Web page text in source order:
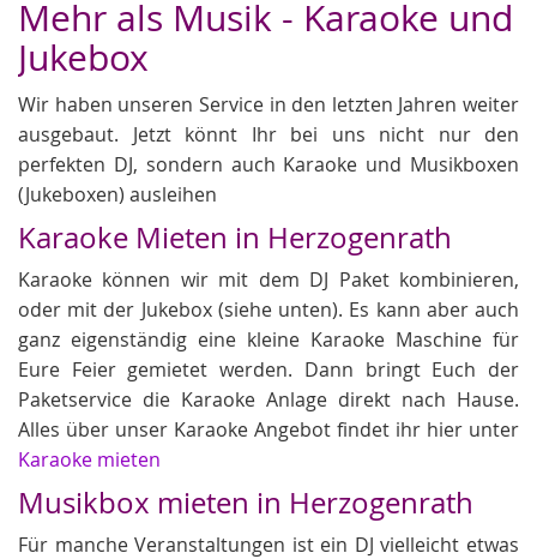
Mehr als Musik - Karaoke und
Jukebox
Wir haben unseren Service in den letzten Jahren weiter
ausgebaut. Jetzt könnt Ihr bei uns nicht nur den
perfekten DJ, sondern auch Karaoke und Musikboxen
(Jukeboxen) ausleihen
Karaoke Mieten in Herzogenrath
Karaoke können wir mit dem DJ Paket kombinieren,
oder mit der Jukebox (siehe unten). Es kann aber auch
ganz eigenständig eine kleine Karaoke Maschine für
Eure Feier gemietet werden. Dann bringt Euch der
Paketservice die Karaoke Anlage direkt nach Hause.
Alles über unser Karaoke Angebot findet ihr hier unter
Karaoke mieten
Musikbox mieten in Herzogenrath
Für manche Veranstaltungen ist ein DJ vielleicht etwas